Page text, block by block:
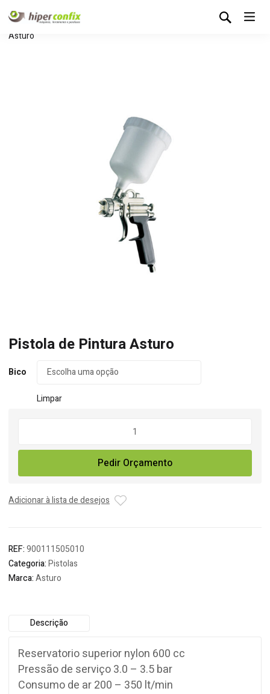
Início Loja Hipertintas
Pistola de Pintura
Asturo
Pistola de Pintura Asturo
Bico
Limpar
Pistola
Pintura
Pedir Orçamento
Adicionar à lista de desejos
REF:900111505010
Categoria:Pistolas
Marca:Asturo
Descrição
Reservatorio superior nylon 600 cc
Pressão de serviço 3.0 – 3.5 bar
Consumo de ar 200 – 350 lt/min